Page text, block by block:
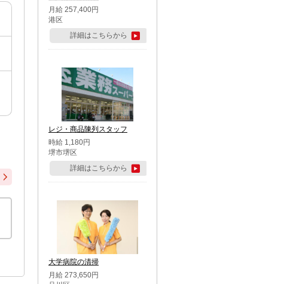
月給 257,400円
港区
詳細はこちらから
レジ・商品陳列スタッフ
時給 1,180円
堺市堺区
詳細はこちらから
大学病院の清掃
月給 273,650円